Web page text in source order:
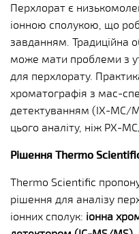
Перхлорат є
іонною сполукою, що
завданням.
може мати проблеми з
для перхлорату.
хроматографія з мас-
детектуванням (ІХ-МС/
цього аналіту, ніж РХ-
Рішення Thermo
Thermo Scientific
рішення для аналізу
іонних сполук: іонна